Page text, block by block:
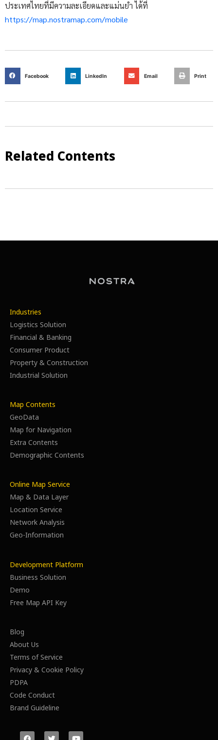
ประเทศไทยที่มีความละเอียดและแม่นยำ ได้ที่
https://map.nostramap.com/mobile
Facebook LinkedIn Email Print
Related Contents
Industries
Logistics Solution
Financial & Banking
Consumer Product
Property & Construction
Industrial Solution
Map Contents
GeoData
Map for Navigation
Extra Contents
Demographic Contents
Online Map Service
Map & Data Layer
Location Service
Network Analysis
Geo-Information
Development Platform
Business Solution
Demo
Free Map API Key
Blog
About Us
Terms of Service
Privacy & Cookie Policy
PDPA
Code Conduct
Brand Guideline